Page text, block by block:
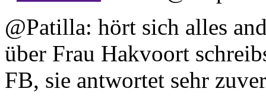
@Patilla: hört sich alles
über Frau Hakvoort
FB, sie antwortet sehr